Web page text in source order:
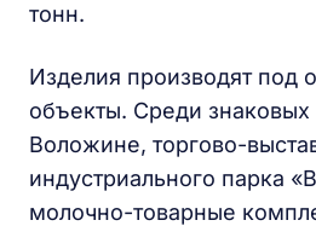
тонн.
Изделия производят под
объекты. Среди
Воложине, торгово-
индустриального парка
молочно-товарные